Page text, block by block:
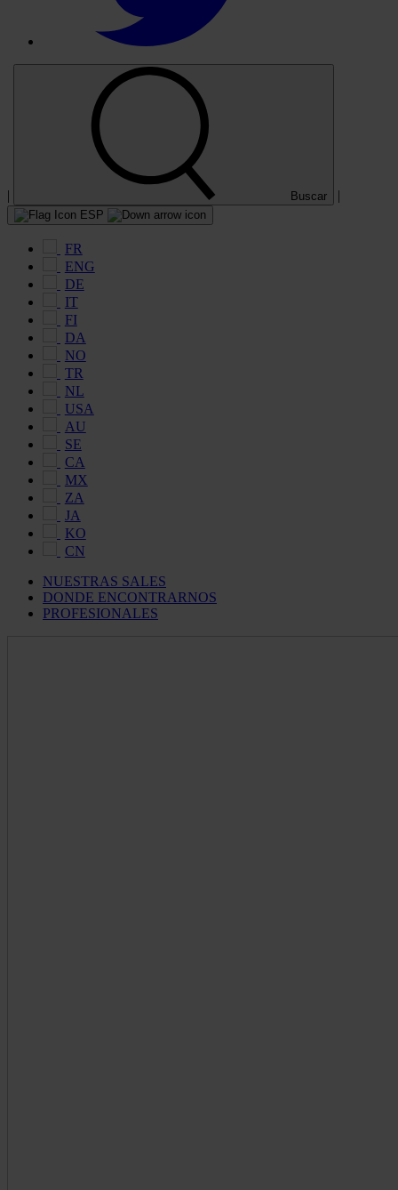
| Buscar |
ESP
FR
ENG
DE
IT
FI
DA
NO
TR
NL
USA
AU
SE
CA
MX
ZA
JA
KO
CN
NUESTRAS SALES
DONDE ENCONTRARNOS
PROFESIONALES